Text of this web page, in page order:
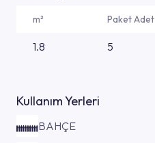
m² Paket Adet
1.8 5
Kullanım Yerleri
BAHÇE